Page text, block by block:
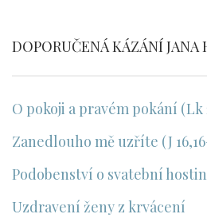
DOPORUČENÁ KÁZÁNÍ JANA
O pokoji a pravém pokání (Lk
Zanedlouho mě uzříte (J
Podobenství o svatební
Uzdravení ženy z krvácení